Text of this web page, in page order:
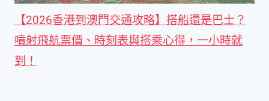
【2026香港到澳門交通攻略】搭船還是巴士？
噴射飛航票價、時刻表與搭乘心得，一小時就
到！